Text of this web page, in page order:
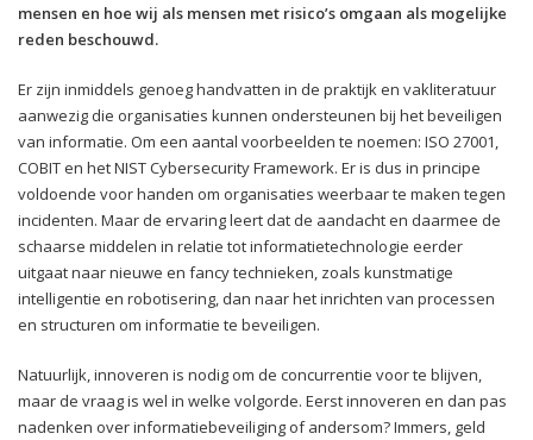
mensen en hoe wij als mensen met risico’s omgaan als mogelijke
reden beschouwd.
Er zijn inmiddels genoeg handvatten in de praktijk en vakliteratuur
aanwezig die organisaties kunnen ondersteunen bij het beveiligen
van informatie. Om een aantal voorbeelden te noemen: ISO 27001,
COBIT en het NIST Cybersecurity Framework. Er is dus in principe
voldoende voor handen om organisaties weerbaar te maken tegen
incidenten. Maar de ervaring leert dat de aandacht en daarmee de
schaarse middelen in relatie tot informatietechnologie eerder
uitgaat naar nieuwe en fancy technieken, zoals kunstmatige
intelligentie en robotisering, dan naar het inrichten van processen
en structuren om informatie te beveiligen.
Natuurlijk, innoveren is nodig om de concurrentie voor te blijven,
maar de vraag is wel in welke volgorde. Eerst innoveren en dan pas
nadenken over informatiebeveiliging of andersom? Immers, geld